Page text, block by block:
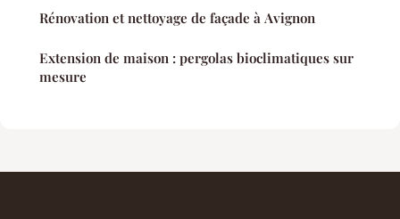
Rénovation et nettoyage de façade à Avignon
Extension de maison : pergolas bioclimatiques sur
mesure